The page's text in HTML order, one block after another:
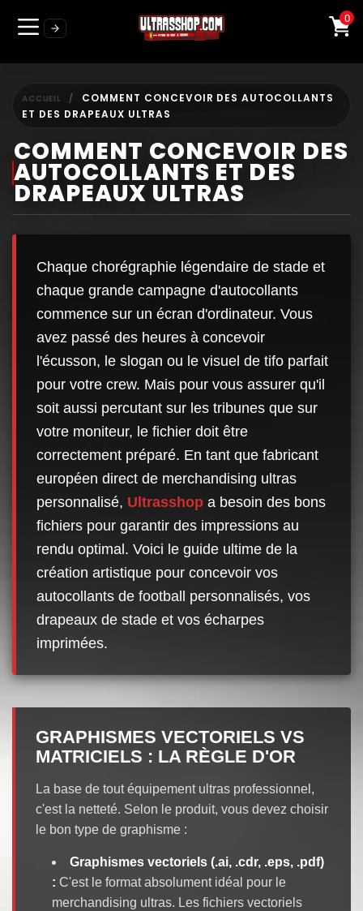
0
ACCUEIL
COMMENT CONCEVOIR DES AUTOCOLLANTS
ET DES DRAPEAUX ULTRAS
COMMENT CONCEVOIR DES
AUTOCOLLANTS ET DES
DRAPEAUX ULTRAS
Chaque chorégraphie légendaire de stade et
chaque grande campagne d'autocollants
commence sur un écran d'ordinateur. Vous
avez passé des heures à concevoir
l'écusson, le slogan ou le visuel de tifo parfait
pour votre crew. Mais pour vous assurer qu'il
soit aussi percutant sur les tribunes que sur
votre moniteur, le fichier doit être
correctement préparé. En tant que fabricant
européen direct de merchandising ultras
personnalisé, Ultrasshop a besoin des bons
fichiers pour garantir des impressions au
rendu optimal. Voici le guide ultime de la
création artistique pour concevoir vos
autocollants de football personnalisés, vos
drapeaux de stade et vos écharpes
imprimées.
GRAPHISMES VECTORIELS VS
MATRICIELS : LA RÈGLE D'OR
La base de tout équipement ultras professionnel,
c'est la netteté. Selon le produit, vous devez choisir
le bon type de graphisme :
Graphismes vectoriels (.ai, .cdr, .eps, .pdf)
: C'est le format absolument idéal pour le
merchandising ultras. Les fichiers vectoriels